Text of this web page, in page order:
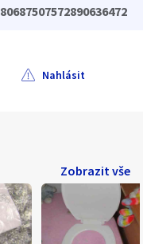
80687507572890636472
Nahlásit
Zobrazit vše